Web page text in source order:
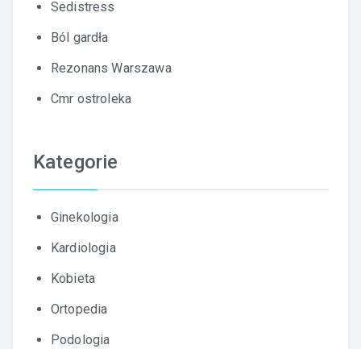
Sedistress
Ból gardła
Rezonans Warszawa
Cmr ostroleka
Kategorie
Ginekologia
Kardiologia
Kobieta
Ortopedia
Podologia